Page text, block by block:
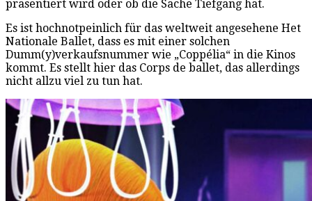
präsentiert wird oder ob die Sache Tiefgang hat.
Es ist hochnotpeinlich für das weltweit angesehene Het
Nationale Ballet, dass es mit einer solchen
Dumm(y)verkaufsnummer wie „Coppélia“ in die Kinos
kommt. Es stellt hier das Corps de ballet, das allerdings
nicht allzu viel zu tun hat.